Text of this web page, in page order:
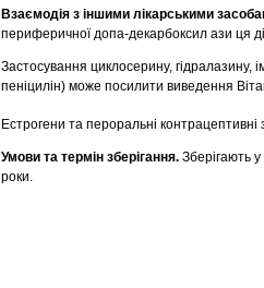
Взаємодія з іншими лікарськими
периферичної допа-декарбоксил ази ця
Застосування циклосерину, гідралазину,
пеніцилін) може посилити виведення
Естрогени та пероральні
Умови та термін зберігання. Зберігають
роки.